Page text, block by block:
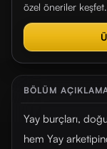
özel öneriler keşfet.
BÖLÜM
Yay burçları,
hem Yay